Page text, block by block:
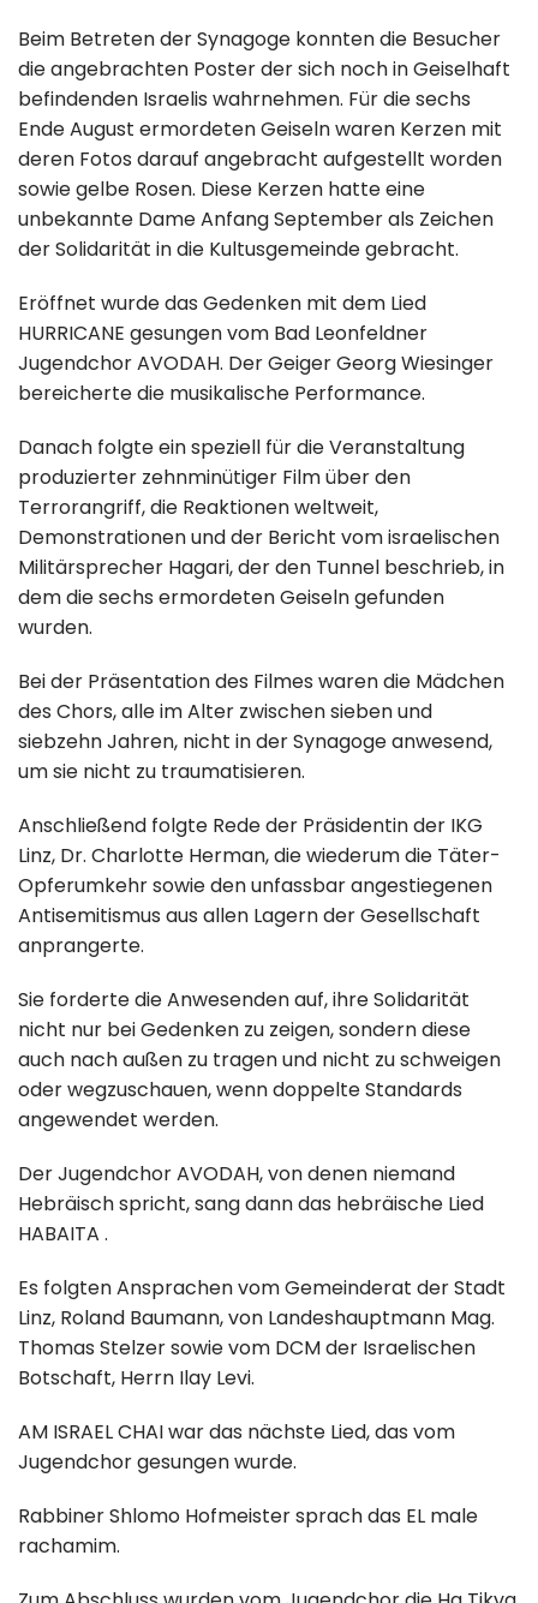
Beim Betreten der Synagoge konnten die Besucher
die angebrachten Poster der sich noch in Geiselhaft
befindenden Israelis wahrnehmen. Für die sechs
Ende August ermordeten Geiseln waren Kerzen mit
deren Fotos darauf angebracht aufgestellt worden
sowie gelbe Rosen. Diese Kerzen hatte eine
unbekannte Dame Anfang September als Zeichen
der Solidarität in die Kultusgemeinde gebracht.
Eröffnet wurde das Gedenken mit dem Lied
HURRICANE gesungen vom Bad Leonfeldner
Jugendchor AVODAH. Der Geiger Georg Wiesinger
bereicherte die musikalische Performance.
Danach folgte ein speziell für die Veranstaltung
produzierter zehnminütiger Film über den
Terrorangriff, die Reaktionen weltweit,
Demonstrationen und der Bericht vom israelischen
Militärsprecher Hagari, der den Tunnel beschrieb, in
dem die sechs ermordeten Geiseln gefunden
wurden.
Bei der Präsentation des Filmes waren die Mädchen
des Chors, alle im Alter zwischen sieben und
siebzehn Jahren, nicht in der Synagoge anwesend,
um sie nicht zu traumatisieren.
Anschließend folgte Rede der Präsidentin der IKG
Linz, Dr. Charlotte Herman, die wiederum die Täter-
Opferumkehr sowie den unfassbar angestiegenen
Antisemitismus aus allen Lagern der Gesellschaft
anprangerte.
Sie forderte die Anwesenden auf, ihre Solidarität
nicht nur bei Gedenken zu zeigen, sondern diese
auch nach außen zu tragen und nicht zu schweigen
oder wegzuschauen, wenn doppelte Standards
angewendet werden.
Der Jugendchor AVODAH, von denen niemand
Hebräisch spricht, sang dann das hebräische Lied
HABAITA .
Es folgten Ansprachen vom Gemeinderat der Stadt
Linz, Roland Baumann, von Landeshauptmann Mag.
Thomas Stelzer sowie vom DCM der Israelischen
Botschaft, Herrn Ilay Levi.
AM ISRAEL CHAI war das nächste Lied, das vom
Jugendchor gesungen wurde.
Rabbiner Shlomo Hofmeister sprach das EL male
rachamim.